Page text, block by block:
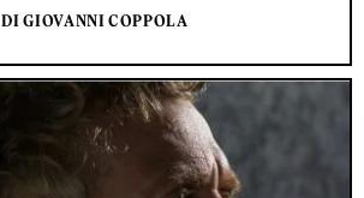
DI GIOVANNI COPPOLA